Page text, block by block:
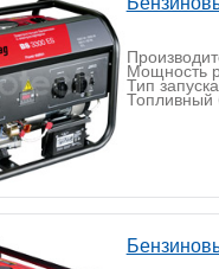
Мощность
Тип
Топливный